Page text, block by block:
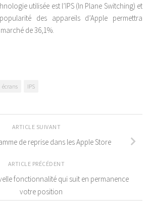
utilisée est l’IPS (In Plane Switching) et
des appareils d’Apple permettra
de 36,1%.
écrans IPS
ARTICLE SUIVANT
de reprise dans les Apple Store
ARTICLE PRÉCÉDENT
fonctionnalité qui suit en permanence
votre position